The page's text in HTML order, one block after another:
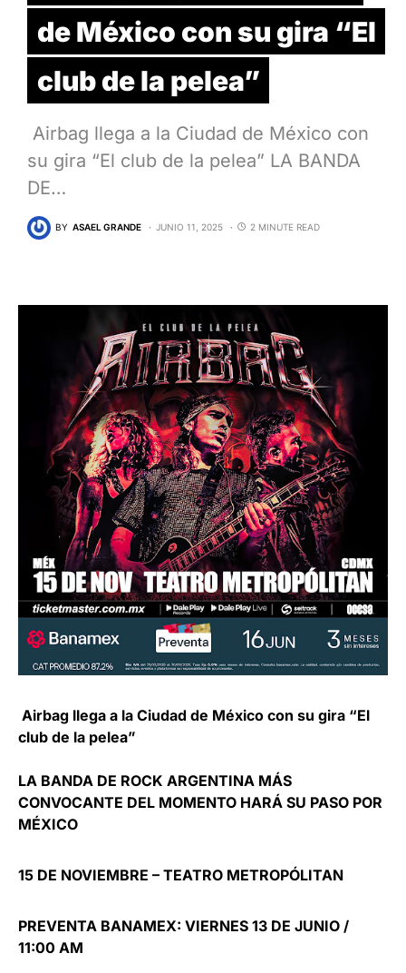
de México con su gira “El
club de la pelea”
Airbag llega a la Ciudad de México con
su gira “El club de la pelea” LA BANDA
DE…
BY ASAEL GRANDE JUNIO 11, 2025 2 MINUTE READ
Airbag llega a la Ciudad de México con su gira “El
club de la pelea”
LA BANDA DE ROCK ARGENTINA MÁS
CONVOCANTE DEL MOMENTO HARÁ SU PASO POR
MÉXICO
15 DE NOVIEMBRE – TEATRO METROPÓLITAN
PREVENTA BANAMEX: VIERNES 13 DE JUNIO /
11:00 AM